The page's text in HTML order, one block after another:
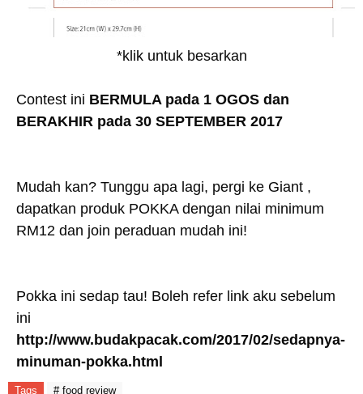
*klik untuk besarkan
Contest ini BERMULA pada 1 OGOS dan
BERAKHIR pada 30 SEPTEMBER 2017
Mudah kan? Tunggu apa lagi, pergi ke Giant ,
dapatkan produk POKKA dengan nilai minimum
RM12 dan join peraduan mudah ini!
Pokka ini sedap tau! Boleh refer link aku sebelum
ini
http://www.budakpacak.com/2017/02/sedapnya-
minuman-pokka.html
Tags # food review